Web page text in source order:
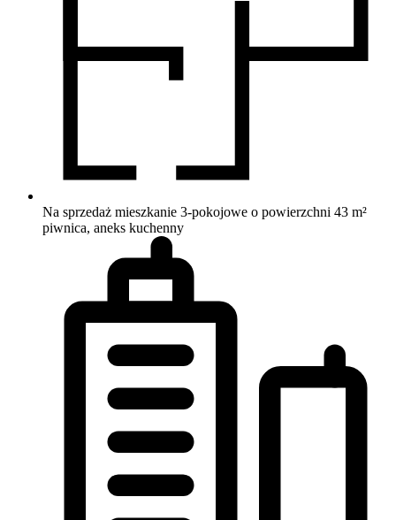
Na sprzedaż mieszkanie 3-pokojowe o powierzchni 43 m²
piwnica, aneks kuchenny